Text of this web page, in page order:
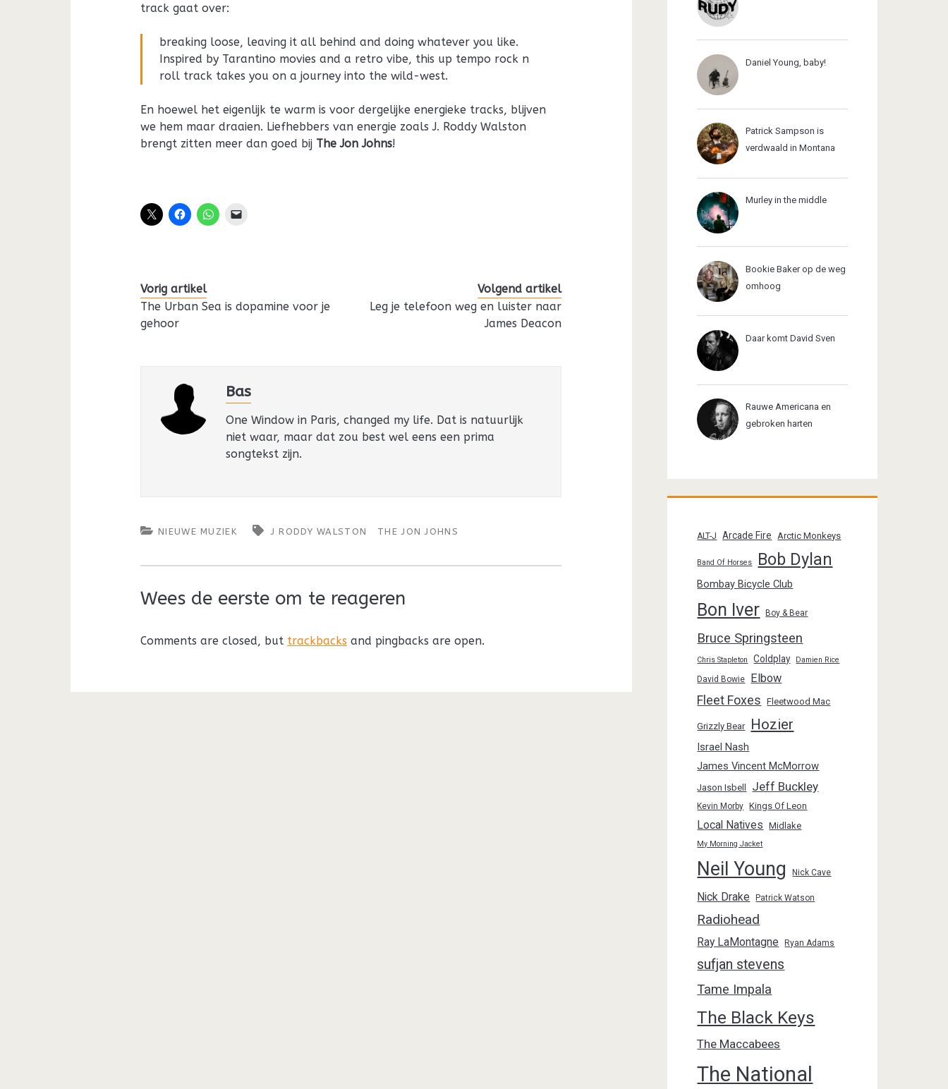
track gaat over:
breaking loose, leaving it all behind and doing whatever you like.
Inspired by Tarantino movies and a retro vibe, this up tempo rock n
roll track takes you on a journey into the wild-west.
En hoewel het eigenlijk te warm is voor dergelijke energieke tracks, blijven
we hem maar draaien. Liefhebbers van energie zoals J. Roddy Walston
brengt zitten meer dan goed bij The Jon Johns!
Vorig artikel
The Urban Sea is dopamine voor je
gehoor
Volgend artikel
Leg je telefoon weg en luister naar
James Deacon
Bas
One Window in Paris, changed my life. Dat is natuurlijk
niet waar, maar dat zou best wel eens een prima
songtekst zijn.
NIEUWE MUZIEK J RODDY WALSTON THE JON JOHNS
Wees de eerste om te reageren
Comments are closed, but trackbacks and pingbacks are open.
Daniel Young, baby!
Patrick Sampson is
verdwaald in Montana
Murley in the middle
Bookie Baker op de weg
omhoog
Daar komt David Sven
Rauwe Americana en
gebroken harten
ALT-J Arcade Fire Arctic Monkeys
Band Of Horses Bob Dylan
Bombay Bicycle Club
Bon Iver Boy & Bear
Bruce Springsteen
Chris Stapleton Coldplay Damien Rice
David Bowie Elbow
Fleet Foxes Fleetwood Mac
Grizzly Bear Hozier
Israel Nash
James Vincent McMorrow
Jason Isbell Jeff Buckley
Kevin Morby Kings Of Leon
Local Natives Midlake
My Morning Jacket
Neil Young Nick Cave
Nick Drake Patrick Watson
Radiohead
Ray LaMontagne Ryan Adams
sufjan stevens
Tame Impala
The Black Keys
The Maccabees
The National